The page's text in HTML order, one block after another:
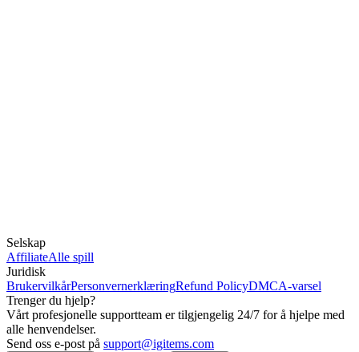
Selskap
AffiliateAlle spill
Juridisk
BrukervilkårPersonvernerklæringRefund PolicyDMCA-varsel
Trenger du hjelp?
Vårt profesjonelle supportteam er tilgjengelig 24/7 for å hjelpe med
alle henvendelser.
Send oss e-post på support@igitems.com